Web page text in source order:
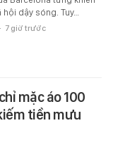
hội dậy sóng. Tuy…
7 giờ trước
mặc áo 100
tiền mưu